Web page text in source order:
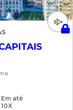
Em até
10X